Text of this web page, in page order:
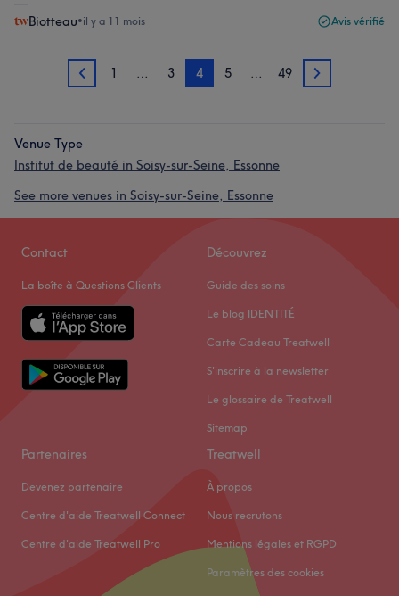
Biotteau•il y a 11 mois Avis vérifié
3 1 … 3 4 5 … 49 5
Venue Type
Institut de beauté in Soisy-sur-Seine, Essonne
See more venues in Soisy-sur-Seine, Essonne
Contact
La boîte à Questions Clients
Découvrez
Guide des soins
Le blog IDENTITÉ
Carte Cadeau Treatwell
S'inscrire à la newsletter
Le glossaire de Treatwell
Sitemap
Partenaires
Devenez partenaire
Centre d'aide Treatwell Connect
Centre d'aide Treatwell Pro
Treatwell
À propos
Nous recrutons
Mentions légales et RGPD
Paramètres des cookies